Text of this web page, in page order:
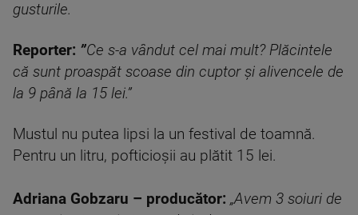
gusturile.
Reporter: ”Ce s-a vândut cel mai mult? Plăcintele
că sunt proaspăt scoase din cuptor și alivencele de
la 9 până la 15 lei.”
Mustul nu putea lipsi la un festival de toamnă.
Pentru un litru, pofticioșii au plătit 15 lei.
Adriana Gobzaru – producător: „Avem 3 soiuri de